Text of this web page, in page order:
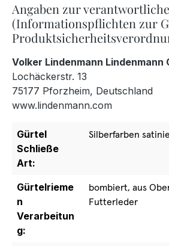
Angaben zur
(Informationspflichten zur
Volker Lindenmann Lindenmann
Lochäckerstr. 13
75177 Pforzheim, Deutschland
www.lindenmann.com
Gürtel
Schließe
Art:
Silberfarben
Gürtelrieme
n
Verarbeitun
g:
bombiert, aus
Futterleder